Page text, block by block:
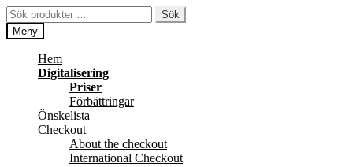
Hoppa
till
navigering
Hoppa
till
innehåll
Sök
efter:
Sök
Meny
Hem
Digitalisering
Priser
Förbättringar
Önskelista
Checkout
About the checkout
International Checkout